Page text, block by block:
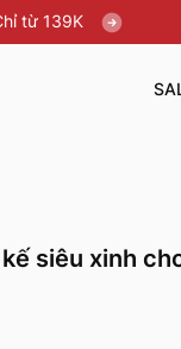
từ 139K
siêu xinh